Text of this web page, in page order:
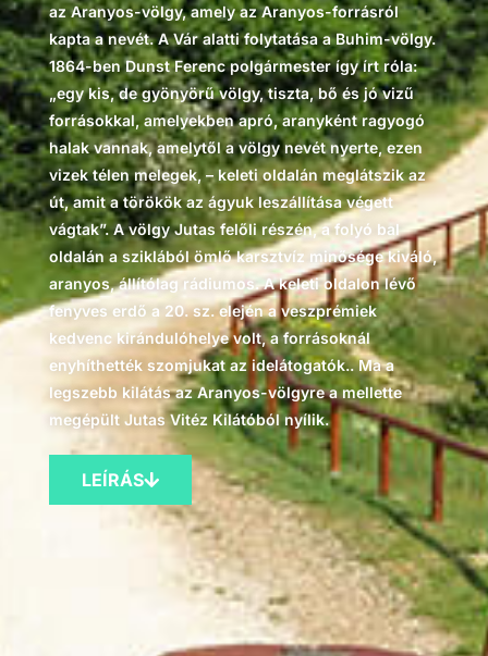
az Aranyos-völgy, amely az Aranyos-forrásról
kapta a nevét. A Vár alatti folytatása a Buhim-völgy.
1864-ben Dunst Ferenc polgármester így írt róla:
„egy kis, de gyönyörű völgy, tiszta, bő és jó vizű
forrásokkal, amelyekben apró, aranyként ragyogó
halak vannak, amelytől a völgy nevét nyerte, ezen
vizek télen melegek, – keleti oldalán meglátszik az
út, amit a törökök az ágyuk leszállítása végett
vágtak”. A völgy Jutas felőli részén, a folyó bal
oldalán a sziklából ömlő karsztvíz minősége kiváló,
aranyos, állítólag rádiumos. A keleti oldalon lévő
fenyves erdő a 20. sz. elején a veszprémiek
kedvenc kirándulóhelye volt, a forrásoknál
enyhíthették szomjukat az idelátogatók.. Ma a
legszebb kilátás az Aranyos-völgyre a mellette
megépült Jutas Vitéz Kilátóból nyílik.
LEÍRÁS